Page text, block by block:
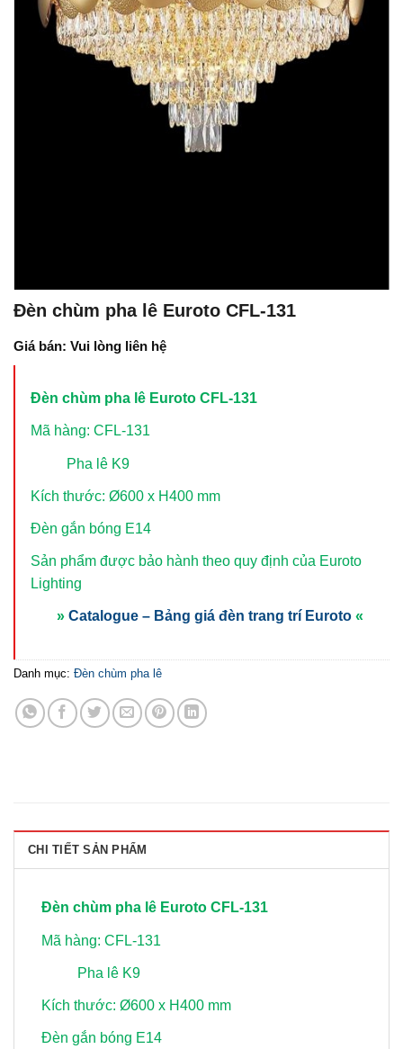
Đèn chùm pha lê Euroto CFL-131
Giá bán: Vui lòng liên hệ
Đèn chùm pha lê Euroto CFL-131
Mã hàng: CFL-131
Pha lê K9
Kích thước: Ø600 x H400 mm
Đèn gắn bóng E14
Sản phẩm được bảo hành theo quy định của Euroto
Lighting
» Catalogue – Bảng giá đèn trang trí Euroto «
Danh mục: Đèn chùm pha lê
CHI TIẾT SẢN PHẨM
Đèn chùm pha lê Euroto CFL-131
Mã hàng: CFL-131
Pha lê K9
Kích thước: Ø600 x H400 mm
Đèn gắn bóng E14